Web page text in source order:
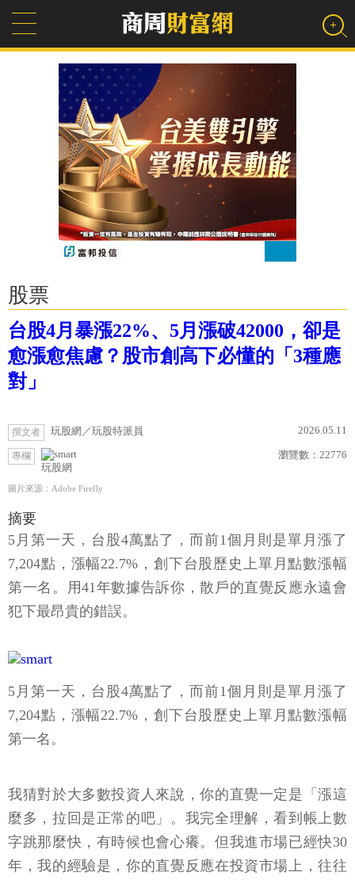
股票
台股4月暴漲22%、5月漲破42000，卻是
愈漲愈焦慮？股市創高下必懂的「3種應
對」
撰文者 玩股網／玩股特派員 2026.05.11
專欄
玩股網
瀏覽數： 22776
圖片來源：Adobe Firefly
摘要
5月第一天，台股4萬點了，而前1個月則是單月漲了
7,204點，漲幅22.7%，創下台股歷史上單月點數漲幅
第一名。用41年數據告訴你，散戶的直覺反應永遠會
犯下最昂貴的錯誤。
5月第一天，台股4萬點了，而前1個月則是單月漲了
7,204點，漲幅22.7%，創下台股歷史上單月點數漲幅
第一名。
我猜對於大多數投資人來說，你的直覺一定是「漲這
麼多，拉回是正常的吧」。我完全理解，看到帳上數
字跳那麼快，有時候也會心癢。但我進市場已經快30
年，我的經驗是，你的直覺反應在投資市場上，往往